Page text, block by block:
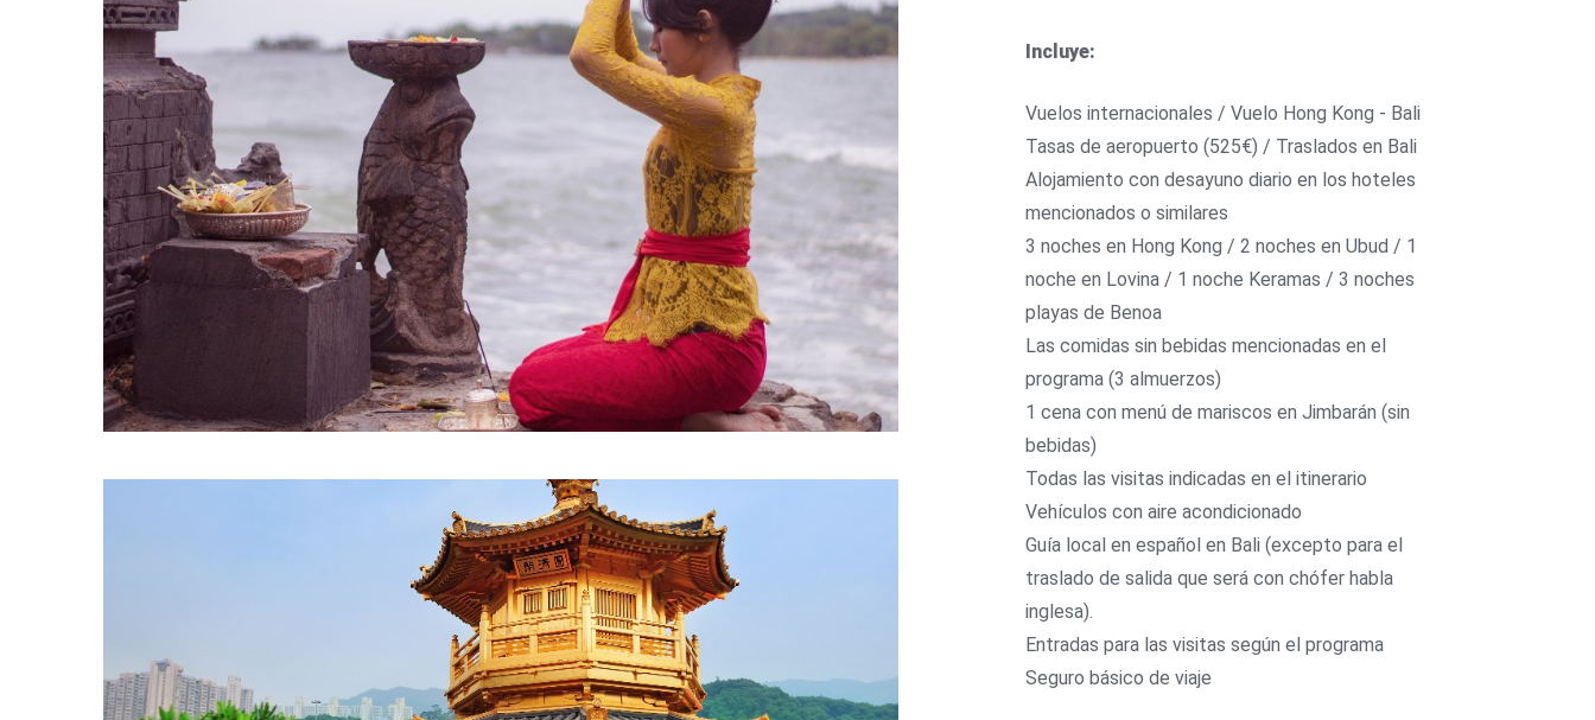
Incluye:
Vuelos internacionales / Vuelo Hong Kong - Bali
Tasas de aeropuerto (525€) / Traslados en Bali
Alojamiento con desayuno diario en los hoteles
mencionados o similares
3 noches en Hong Kong / 2 noches en Ubud / 1
noche en Lovina / 1 noche Keramas / 3 noches
playas de Benoa
Las comidas sin bebidas mencionadas en el
programa (3 almuerzos)
1 cena con menú de mariscos en Jimbarán (sin
bebidas)
Todas las visitas indicadas en el itinerario
Vehículos con aire acondicionado
Guía local en español en Bali (excepto para el
traslado de salida que será con chófer habla
inglesa).
Entradas para las visitas según el programa
Seguro básico de viaje